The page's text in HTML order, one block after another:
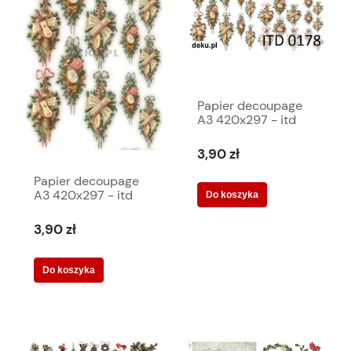
Papier decoupage
A3 420x297 - itd
3,90 zł
Do koszyka
Papier decoupage
A3 420x297 - itd
3,90 zł
Do koszyka